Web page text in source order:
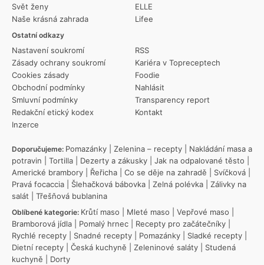
Svět ženy
Naše krásná zahrada
Ostatní odkazy
Nastavení soukromí
Zásady ochrany soukromí
Cookies zásady
Obchodní podmínky
Smluvní podmínky
Redakční etický kodex
Inzerce
RSS
Kariéra v Topreceptech
Foodie
Nahlásit
Transparency report
Kontakt
ELLE
Lifee
Doporučujeme: Pomazánky Zelenina – recepty
Nakládání masa a
potravin
Tortilla Dezerty a zákusky Jak na odpalované těsto
Americké brambory
Řeřicha Co se děje na zahradě Svíčková
Pravá focaccia
Šlehačková bábovka Zelná polévka
Zálivky na
salát
Třešňová bublanina
Oblíbené kategorie: Krůtí maso Mleté maso Vepřové maso
Bramborová jídla
Pomalý hrnec Recepty pro začátečníky
Rychlé recepty
Snadné recepty Pomazánky Sladké recepty
Dietní recepty
Česká kuchyně Zeleninové saláty
Studená
kuchyně
Dorty